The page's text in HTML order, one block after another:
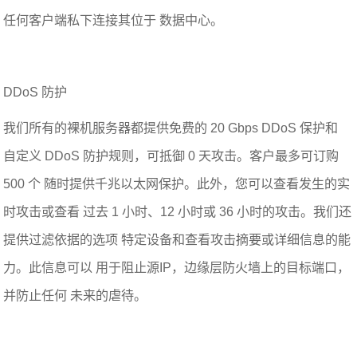
任何客户端私下连接其位于 数据中心。
DDoS 防护
我们所有的裸机服务器都提供免费的 20 Gbps DDoS 保护和
自定义 DDoS 防护规则，可抵御 0 天攻击。客户最多可订购
500 个 随时提供千兆以太网保护。此外，您可以查看发生的实
时攻击或查看 过去 1 小时、12 小时或 36 小时的攻击。我们还
提供过滤依据的选项 特定设备和查看攻击摘要或详细信息的能
力。此信息可以 用于阻止源IP，边缘层防火墙上的目标端口，
并防止任何 未来的虐待。